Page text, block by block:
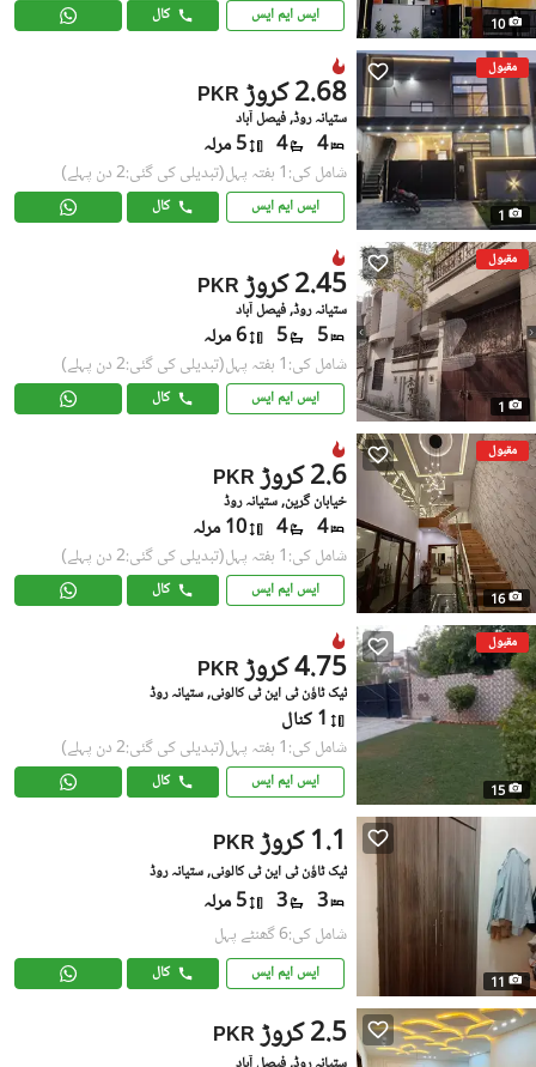
10 ایس ایم ایس کال
مقبول
1
PKR 2.68 کروڑ
ستیانہ روڈ, فیصل آباد
4
4 5 مرلہ
شامل کی:1 ہفتہ پہل (تبدیلی کی گئی:2 دن پہلے)
ایس ایم ایس کال
مقبول
1
PKR 2.45 کروڑ
ستیانہ روڈ, فیصل آباد
5
5 6 مرلہ
شامل کی:1 ہفتہ پہل (تبدیلی کی گئی:2 دن پہلے)
ایس ایم ایس کال
مقبول
16
PKR 2.6 کروڑ
خیابان گرین, ستیانہ روڈ
4
4 10 مرلہ
شامل کی:1 ہفتہ پہل (تبدیلی کی گئی:2 دن پہلے)
ایس ایم ایس کال
مقبول
15
PKR 4.75 کروڑ
ٹیک ٹاؤن ٹی این ٹی کالونی, ستیانہ روڈ
1 کنال
شامل کی:1 ہفتہ پہل (تبدیلی کی گئی:2 دن پہلے)
ایس ایم ایس کال
11
PKR 1.1 کروڑ
ٹیک ٹاؤن ٹی این ٹی کالونی, ستیانہ روڈ
3
3 5 مرلہ
شامل کی:6 گھنٹے پہل
ایس ایم ایس کال
PKR 2.5 کروڑ